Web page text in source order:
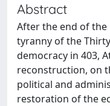
Abstract
After the end of the
tyranny of the
democracy in 403,
reconstruction, on
political and
restoration of the